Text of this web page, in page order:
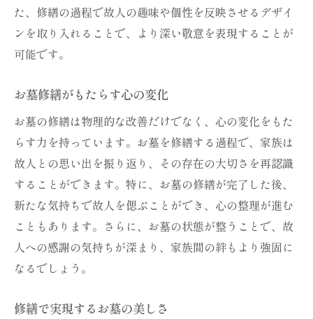
た、修繕の過程で故人の趣味や個性を反映させるデザイ
ンを取り入れることで、より深い敬意を表現することが
可能です。
お墓修繕がもたらす心の変化
お墓の修繕は物理的な改善だけでなく、心の変化をもた
らす力を持っています。お墓を修繕する過程で、家族は
故人との思い出を振り返り、その存在の大切さを再認識
することができます。特に、お墓の修繕が完了した後、
新たな気持ちで故人を偲ぶことができ、心の整理が進む
こともあります。さらに、お墓の状態が整うことで、故
人への感謝の気持ちが深まり、家族間の絆もより強固に
なるでしょう。
修繕で実現するお墓の美しさ